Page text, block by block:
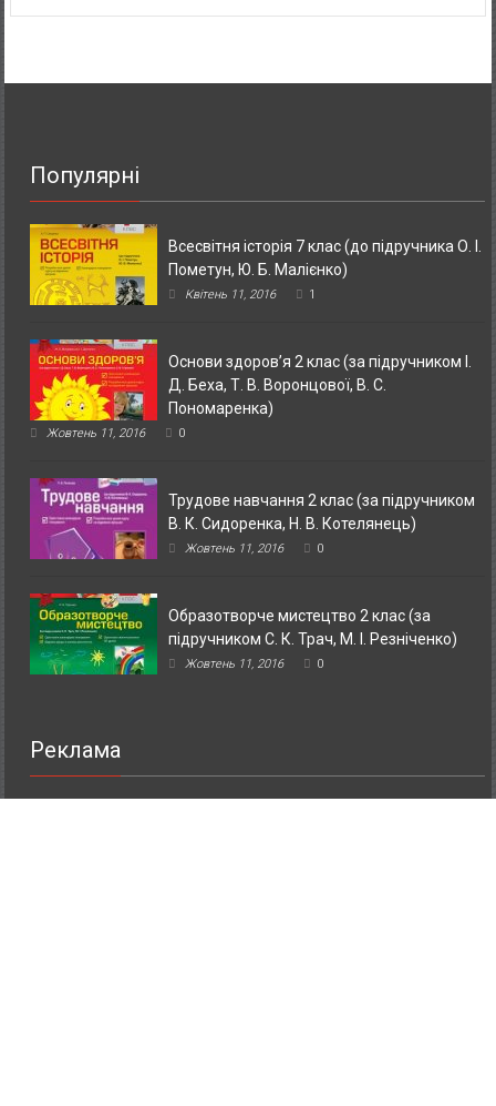
Популярні
Всесвітня історія 7 клас (до підручника О. І.
Пометун, Ю. Б. Малієнко)
Квітень 11, 2016 1
Основи здоров’я 2 клас (за підручником І.
Д. Беха, Т. В. Воронцової, В. С.
Пономаренка)
Жовтень 11, 2016 0
Трудове навчання 2 клас (за підручником
В. К. Сидоренка, Н. В. Котелянець)
Жовтень 11, 2016 0
Образотворче мистецтво 2 клас (за
підручником С. К. Трач, М. І. Резніченко)
Жовтень 11, 2016 0
Реклама